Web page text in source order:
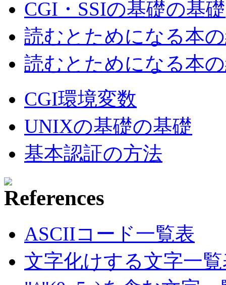
CGI・SSIの基礎の基礎
読むとためになる本
読むとためになる本
CGI環境変数
UNIXの基礎の基礎
基本認証の方法
ASCIIコード一覧表
文字化けする文字一